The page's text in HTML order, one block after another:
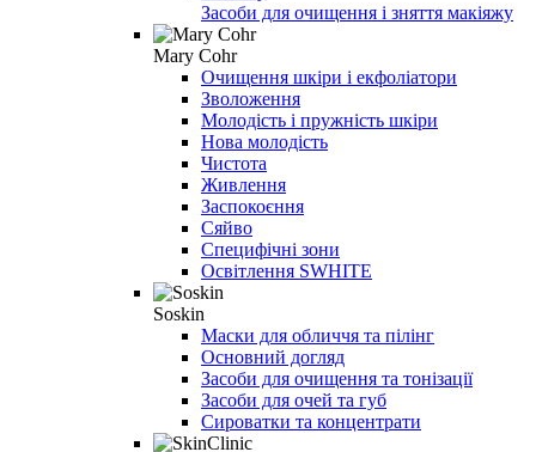
Засоби для очищення і зняття макіяжу
Mary Cohr
Очищення шкіри і екфоліатори
Зволоження
Молодість і пружність шкіри
Нова молодість
Чистота
Живлення
Заспокоєння
Сяйво
Специфічні зони
Освітлення SWHITE
Soskin
Маски для обличчя та пілінг
Основний догляд
Засоби для очищення та тонізації
Засоби для очей та губ
Сироватки та концентрати